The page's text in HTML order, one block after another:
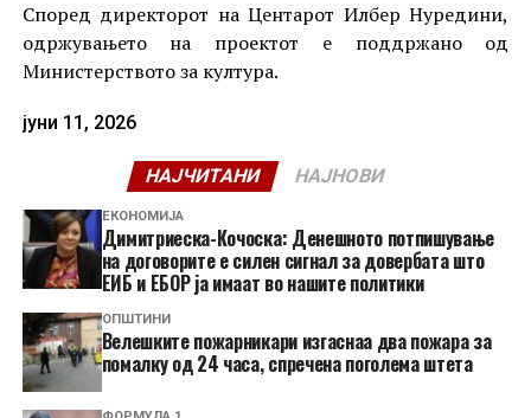
Според директорот на Центарот Илбер Нуредини,
одржувањето на проектот е поддржано од
Министерството за култура.
јуни 11, 2026
НАЈЧИТАНИ НАЈНОВИ
ЕКОНОМИЈА
Димитриеска-Кочоска: Денешното потпишување
на договорите е силен сигнал за довербата што
ЕИБ и ЕБОР ја имаат во нашите политики
ОПШТИНИ
Велешките пожарникари изгаснаа два пожара за
помалку од 24 часа, спречена поголема штета